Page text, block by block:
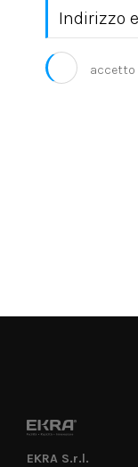
accetto
EKRA S.r.l.